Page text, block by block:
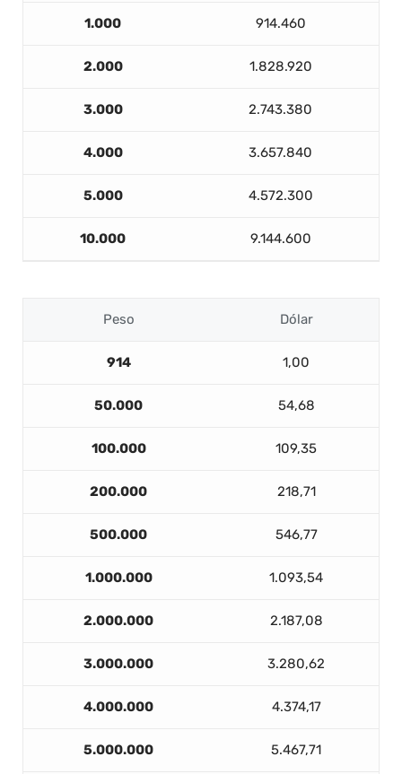
1.000 914.460
2.000 1.828.920
3.000 2.743.380
4.000 3.657.840
5.000 4.572.300
10.000 9.144.600
Peso Dólar
914 1,00
50.000 54,68
100.000 109,35
200.000 218,71
500.000 546,77
1.000.000 1.093,54
2.000.000 2.187,08
3.000.000 3.280,62
4.000.000 4.374,17
5.000.000 5.467,71